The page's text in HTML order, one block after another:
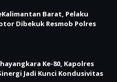
Barat, Pelaku
Dibekuk Resmob Polres
Ke-80, Kapolres
Jadi Kunci Kondusivitas